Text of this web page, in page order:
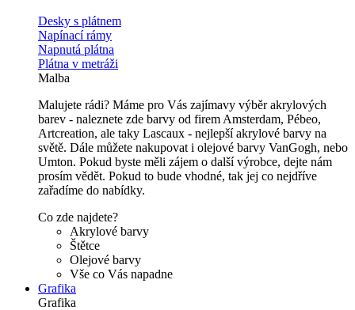
Desky s plátnem
Napínací rámy
Napnutá plátna
Plátna v metráži
Malba
Malujete rádi? Máme pro Vás zajímavy výběr akrylových
barev - naleznete zde barvy od firem Amsterdam, Pébeo,
Artcreation, ale taky Lascaux - nejlepší akrylové barvy na
světě. Dále můžete nakupovat i olejové barvy VanGogh, nebo
Umton. Pokud byste měli zájem o další výrobce, dejte nám
prosím vědět. Pokud to bude vhodné, tak jej co nejdříve
zařadíme do nabídky.
Co zde najdete?
Akrylové barvy
Štětce
Olejové barvy
Vše co Vás napadne
Grafika
Grafika